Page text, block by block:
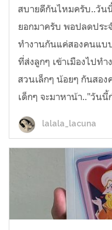
สบายดีกันไหมครับ..วัน
ยอกมาครับ พอปลดประ
ทำงานกันแค่สองคนแบ
ที่ส่งลูกๆ เข้าเมืองไปท
สวนเล็กๆ น้อยๆ กันสอ
เด็กๆ จะมาหาน้า.."วันนี้
lalala_lacuna